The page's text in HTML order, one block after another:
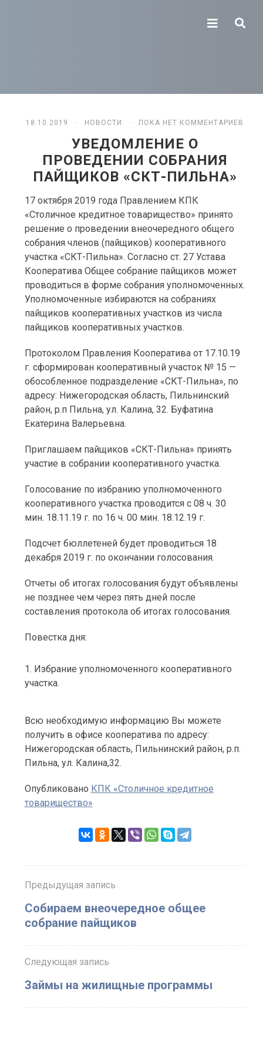
18.10.2019 · НОВОСТИ · ПОКА НЕТ КОММЕНТАРИЕВ
УВЕДОМЛЕНИЕ О
ПРОВЕДЕНИИ СОБРАНИЯ
ПАЙЩИКОВ «СКТ-ПИЛЬНА»
17 октября 2019 года Правлением КПК
«Столичное кредитное товарищество» принято
решение о проведении внеочередного общего
собрания членов (пайщиков) кооперативного
участка «СКТ-Пильна». Согласно ст. 27 Устава
Кооператива Общее собрание пайщиков может
проводиться в форме собрания уполномоченных.
Уполномоченные избираются на собраниях
пайщиков кооперативных участков из числа
пайщиков кооперативных участков.
Протоколом Правления Кооператива от 17.10.19
г. сформирован кооперативный участок № 15 —
обособленное подразделение «СКТ-Пильна», по
адресу: Нижегородская область, Пильнинский
район, р.п Пильна, ул. Калина, 32. Буфатина
Екатерина Валерьевна.
Приглашаем пайщиков «СКТ-Пильна» принять
участие в собрании кооперативного участка.
Голосование по избранию уполномоченного
кооперативного участка проводится с 08 ч. 30
мин. 18.11.19 г. по 16 ч. 00 мин. 18.12.19 г.
Подсчет бюллетеней будет проводиться 18
декабря 2019 г. по окончании голосования.
Отчеты об итогах голосования будут объявлены
не позднее чем через пять дней после
составления протокола об итогах голосования.
Повестка дня:
Избрание уполномоченного кооперативного
участка.
Всю необходимую информацию Вы можете
получить в офисе кооператива по адресу:
Нижегородская область, Пильнинский район, р.п.
Пильна, ул. Калина,32.
Опубликовано КПК «Столичное кредитное
товарищество»
Предыдущая запись
Собираем внеочередное общее
собрание пайщиков
Следующая запись
Займы на жилищные программы